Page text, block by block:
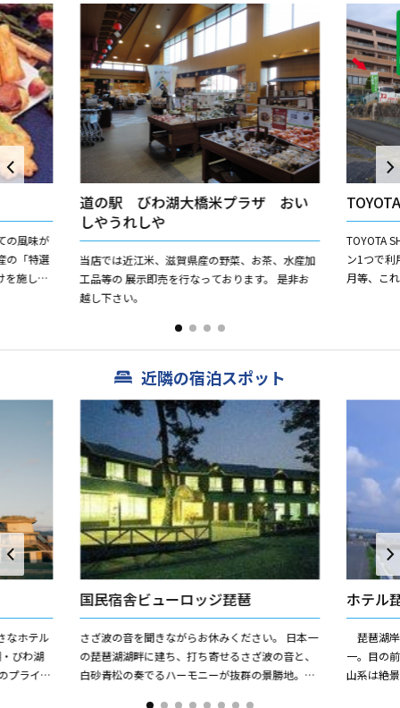
の風味が
の「特選
を施し、
道の駅 びわ湖大橋米プラザ おい
しやうれしや
当店では近江米、滋賀県産の野菜、お茶、水産加
工品等の 展示即売を行なっております。 是非お
越し下さい。
TOYOTA
ン1つで
月等、こ
近隣の宿泊スポット
なホテル
びわ湖
プライベ
国民宿舎ビューロッジ琵琶
さざ波の音を聞きながらお休みください。 日本一
の琵琶湖湖畔に建ち、打ち寄せるさざ波の音と、
白砂青松の奏でるハーモニーが抜群の景勝地。夏
ホテル
琵琶湖
一。目の
山系は絶